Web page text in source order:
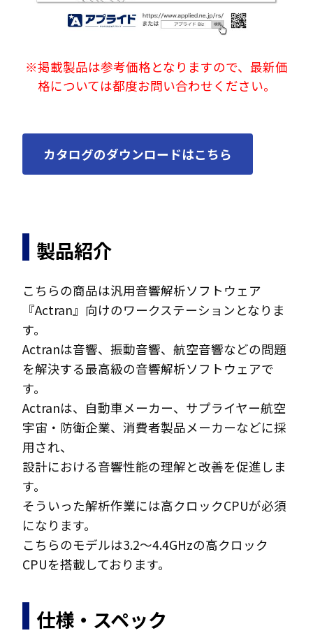
※掲載製品は参考価格となりますので、最新価
格については都度お問い合わせください。
カタログのダウンロードはこちら
製品紹介
こちらの商品は汎用音響解析ソフトウェア
『Actran』向けのワークステーションとなりま
す。
Actranは音響、振動音響、航空音響などの問題
を解決する最高級の音響解析ソフトウェアで
す。
Actranは、自動車メーカー、サプライヤー航空
宇宙・防衛企業、消費者製品メーカーなどに採
用され、
設計における音響性能の理解と改善を促進しま
す。
そういった解析作業には高クロックCPUが必須
になります。
こちらのモデルは3.2～4.4GHzの高クロック
CPUを搭載しております。
仕様・スペック